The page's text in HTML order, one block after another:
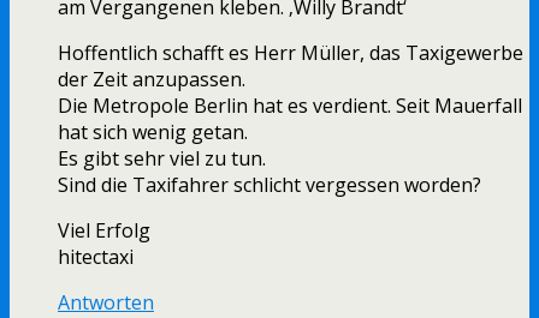
am Vergangenen kleben. ‚Willy Brandt‘
Hoffentlich schafft es Herr Müller, das Taxigewerbe
der Zeit anzupassen.
Die Metropole Berlin hat es verdient. Seit Mauerfall
hat sich wenig getan.
Es gibt sehr viel zu tun.
Sind die Taxifahrer schlicht vergessen worden?
Viel Erfolg
hitectaxi
Antworten